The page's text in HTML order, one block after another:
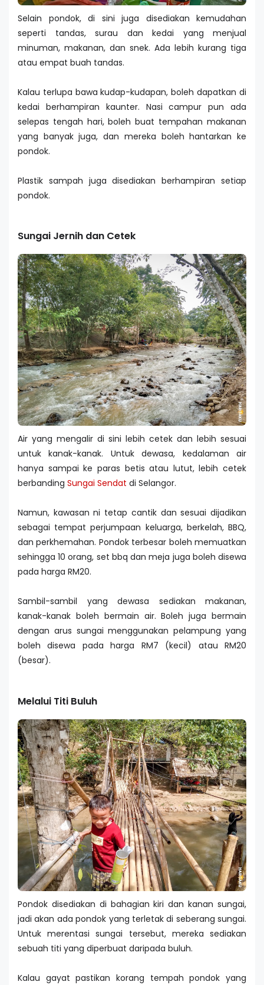
Selain pondok, di sini juga disediakan kemudahan
seperti tandas, surau dan kedai yang menjual
minuman, makanan, dan snek. Ada lebih kurang tiga
atau empat buah tandas.
Kalau terlupa bawa kudap-kudapan, boleh dapatkan di
kedai berhampiran kaunter. Nasi campur pun ada
selepas tengah hari, boleh buat tempahan makanan
yang banyak juga, dan mereka boleh hantarkan ke
pondok.
Plastik sampah juga disediakan berhampiran setiap
pondok.
Sungai Jernih dan Cetek
Air yang mengalir di sini lebih cetek dan lebih sesuai
untuk kanak-kanak. Untuk dewasa, kedalaman air
hanya sampai ke paras betis atau lutut, lebih cetek
berbanding Sungai Sendat di Selangor.
Namun, kawasan ni tetap cantik dan sesuai dijadikan
sebagai tempat perjumpaan keluarga, berkelah, BBQ,
dan perkhemahan. Pondok terbesar boleh memuatkan
sehingga 10 orang, set bbq dan meja juga boleh disewa
pada harga RM20.
Sambil-sambil yang dewasa sediakan makanan,
kanak-kanak boleh bermain air. Boleh juga bermain
dengan arus sungai menggunakan pelampung yang
boleh disewa pada harga RM7 (kecil) atau RM20
(besar).
Melalui Titi Buluh
Pondok disediakan di bahagian kiri dan kanan sungai,
jadi akan ada pondok yang terletak di seberang sungai.
Untuk merentasi sungai tersebut, mereka sediakan
sebuah titi yang diperbuat daripada buluh.
Kalau gayat pastikan korang tempah pondok yang